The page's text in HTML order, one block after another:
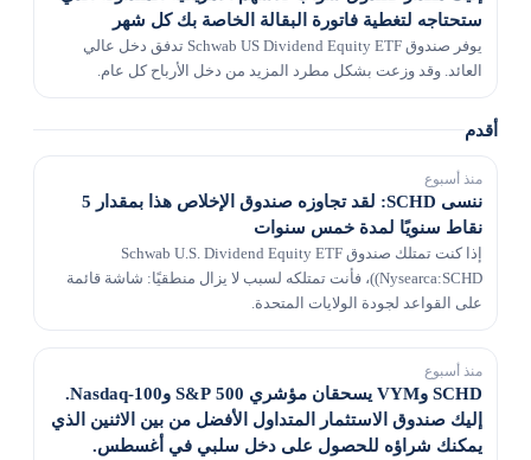
ستحتاجه لتغطية فاتورة البقالة الخاصة بك كل شهر
يوفر صندوق Schwab US Dividend Equity ETF تدفق دخل عالي
العائد. وقد وزعت بشكل مطرد المزيد من دخل الأرباح كل عام.
أقدم
منذ أسبوع
ننسى SCHD: لقد تجاوزه صندوق الإخلاص هذا بمقدار 5
نقاط سنويًا لمدة خمس سنوات
إذا كنت تمتلك صندوق Schwab U.S. Dividend Equity ETF
(Nysearca:SCHD)، فأنت تمتلكه لسبب لا يزال منطقيًا: شاشة قائمة
على القواعد لجودة الولايات المتحدة.
منذ أسبوع
SCHD وVYM يسحقان مؤشري S&P 500 وNasdaq-100.
إليك صندوق الاستثمار المتداول الأفضل من بين الاثنين الذي
يمكنك شراؤه للحصول على دخل سلبي في أغسطس.